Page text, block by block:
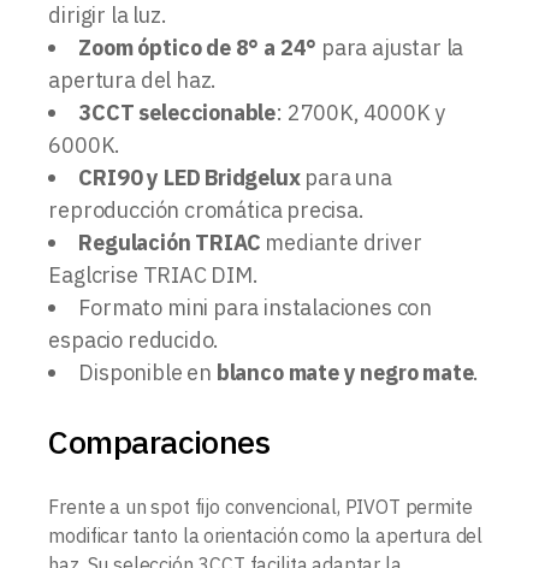
dirigir la luz.
Zoom óptico de 8° a 24° para ajustar la
apertura del haz.
3CCT seleccionable: 2700K, 4000K y
6000K.
CRI90 y LED Bridgeluxpara una
reproducción cromática precisa.
Regulación TRIAC mediante driver
Eaglcrise TRIAC DIM.
Formato mini para instalaciones con
espacio reducido.
Disponible en blanco mate y negro mate.
Comparaciones
Frente a un spot fijo convencional, PIVOT permite
modificar tanto la orientación como la apertura del